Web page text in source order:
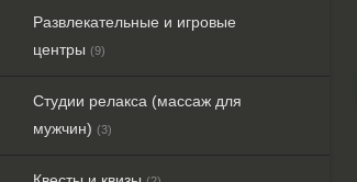
Развлекательные и игровые
центры (9)
Студии релакса (массаж для
мужчин) (3)